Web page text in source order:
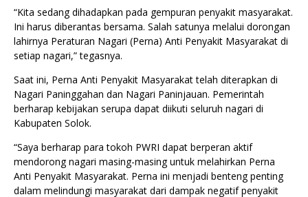
“Kita sedang dihadapkan pada gempuran penyakit masyarakat.
Ini harus diberantas bersama. Salah satunya melalui dorongan
lahirnya Peraturan Nagari (Perna) Anti Penyakit Masyarakat di
setiap nagari,” tegasnya.
Saat ini, Perna Anti Penyakit Masyarakat telah diterapkan di
Nagari Paninggahan dan Nagari Paninjauan. Pemerintah
berharap kebijakan serupa dapat diikuti seluruh nagari di
Kabupaten Solok.
“Saya berharap para tokoh PWRI dapat berperan aktif
mendorong nagari masing-masing untuk melahirkan Perna
Anti Penyakit Masyarakat. Perna ini menjadi benteng penting
dalam melindungi masyarakat dari dampak negatif penyakit